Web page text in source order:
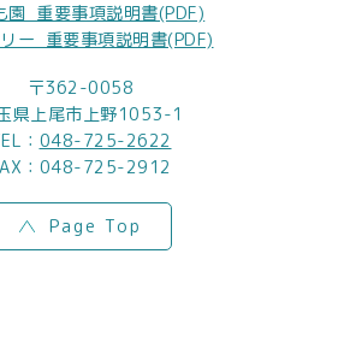
園_重要事項説明書(PDF)
ー_重要事項説明書(PDF)
〒362-0058
県上尾市上野1053-1
： 048-725-2622
：048-725-2912
Page Top